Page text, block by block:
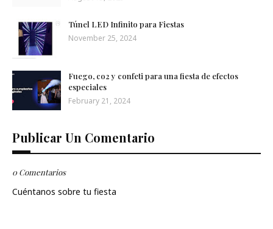
Túnel LED Infinito para Fiestas
November 25, 2024
Fuego, co2 y confeti para una fiesta de efectos
especiales
February 21, 2024
Publicar Un Comentario
0 Comentarios
Cuéntanos sobre tu fiesta